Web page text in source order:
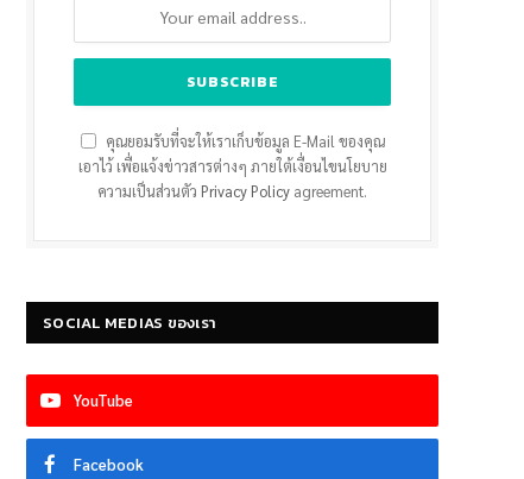
คุณยอมรับที่จะให้เราเก็บข้อมูล E-Mail ของคุณ
เอาไว้ เพื่อแจ้งข่าวสารต่างๆ ภายใต้เงื่อนไขนโยบาย
ความเป็นส่วนตัว Privacy Policy agreement.
SOCIAL MEDIAS ของเรา
YouTube
Facebook